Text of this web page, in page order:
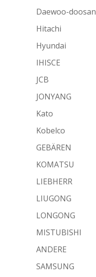
Daewoo-doosan
Hitachi
Hyundai
IHISCE
JCB
JONYANG
Kato
Kobelco
GEBÄREN
KOMATSU
LIEBHERR
LIUGONG
LONGONG
MISTUBISHI
ANDERE
SAMSUNG